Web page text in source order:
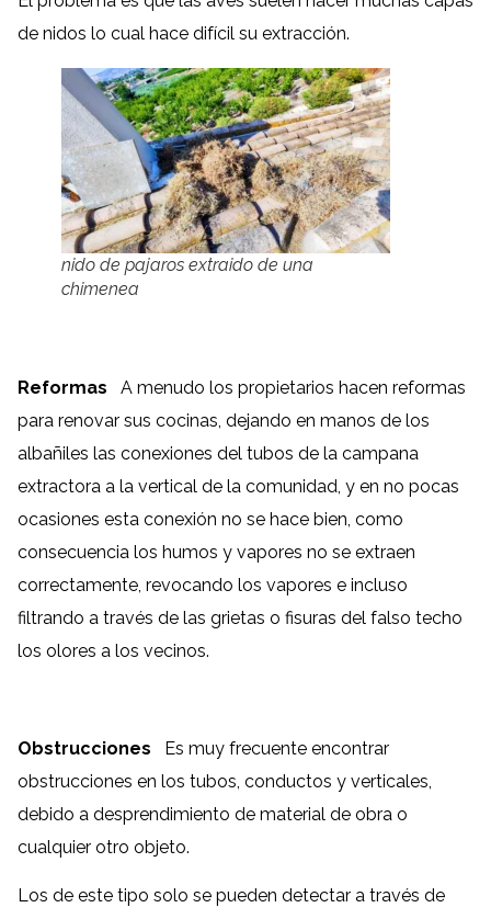
de nidos lo cual hace difícil su extracción.
nido de pajaros extraido de una
chimenea
Reformas A menudo los propietarios hacen reformas
para renovar sus cocinas, dejando en manos de los
albañiles las conexiones del tubos de la campana
extractora a la vertical de la comunidad, y en no pocas
ocasiones esta conexión no se hace bien, como
consecuencia los humos y vapores no se extraen
correctamente, revocando los vapores e incluso
filtrando a través de las grietas o fisuras del falso techo
los olores a los vecinos.
Obstrucciones Es muy frecuente encontrar
obstrucciones en los tubos, conductos y verticales,
debido a desprendimiento de material de obra o
cualquier otro objeto.
Los de este tipo solo se pueden detectar a través de